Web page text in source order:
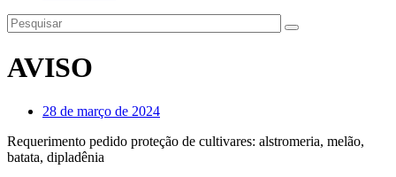
AVISO
28 de março de 2024
Requerimento pedido proteção de cultivares: alstromeria, melão,
batata, dipladênia